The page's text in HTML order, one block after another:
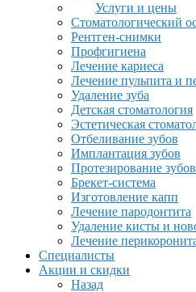
Услуги и цены
Стоматологический
Рентген-снимки
Профгигиена
Лечение кариеса
Лечение пульпита и
Удаление зуба
Детская стоматология
Эстетическая
Отбеливание зубов
Имплантация зубов
Протезирование зубов
Брекет-система
Изготовление капп
Лечение пародонтита
Удаление кисты и
Лечение
Специалисты
Акции и скидки
Назад